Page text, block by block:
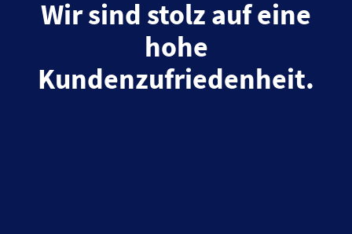
Wir sind stolz auf eine
hohe
Kundenzufriedenheit.